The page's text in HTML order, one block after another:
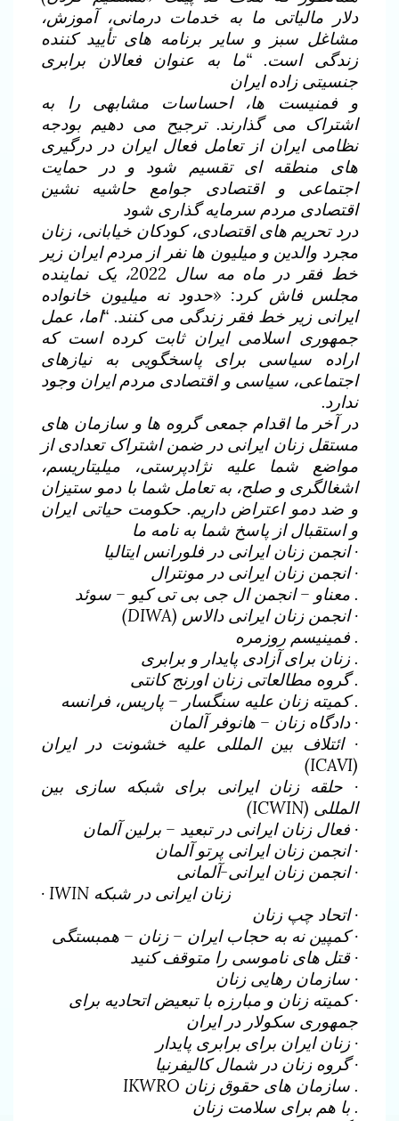
دلار مالیاتی ما به خدمات درمانی، آموزش،
مشاغل سبز و سایر برنامه های تأیید کننده
زندگی است. “ما به عنوان فعالان برابری
جنسیتی زاده ایران
و فمنیست ها، احساسات مشابهی را به
اشتراک می گذارند. ترجیح می دهیم بودجه
نظامی ایران از تعامل فعال ایران در درگیری
های منطقه ای تقسیم شود و در حمایت
اجتماعی و اقتصادی جوامع حاشیه نشین
اقتصادی مردم سرمایه گذاری شود
درد تحریم های اقتصادی، کودکان خیابانی، زنان
مجرد والدین و میلیون ها نفر از مردم ایران زیر
خط فقر در ماه مه سال 2022، یک نماینده
مجلس فاش کرد: «حدود نه میلیون خانواده
ایرانی زیر خط فقر زندگی می کنند. “اما، عمل
جمهوری اسلامی ایران ثابت کرده است که
اراده سیاسی برای پاسخگویی به نیازهای
اجتماعی، سیاسی و اقتصادی مردم ایران وجود
ندارد.
در آخر ما اقدام جمعی گروه ها و سازمان های
مستقل زنان ایرانی در ضمن اشتراک تعدادی از
مواضع شما علیه نژادپرستی، میلیتاریسم،
اشغالگری و صلح، به تعامل شما با دمو ستیزان
و ضد دمو اعتراض داریم. حکومت حیاتی ایران
و استقبال از پاسخ شما به نامه ما
· انجمن زنان ایرانی در فلورانس ایتالیا
· انجمن زنان ایرانی در مونترال
. معناو – انجمن ال جی بی تی کیو – سوئد
· انجمن زنان ایرانی دالاس (DIWA)
. فمینیسم روزمره
. زنان برای آزادی پایدار و برابری
. گروه مطالعاتی زنان اورنج کانتی
. کمیته زنان علیه سنگسار – پاریس، فرانسه
· دادگاه زنان – هانوفر آلمان
· ائتلاف بین المللی علیه خشونت در ایران
(ICAVI)
· حلقه زنان ایرانی برای شبکه سازی بین
المللی (ICWIN)
· فعال زنان ایرانی در تبعید – برلین آلمان
· انجمن زنان ایرانی پرتو آلمان
· انجمن زنان ایرانی-آلمانی
· IWIN زنان ایرانی در شبکه
· اتحاد چپ زنان
· کمپین نه به حجاب ایران – زنان – همبستگی
· قتل های ناموسی را متوقف کنید
· سازمان رهایی زنان
· کمیته زنان و مبارزه با تبعیض اتحادیه برای
جمهوری سکولار در ایران
· زنان ایران برای برابری پایدار
· گروه زنان در شمال کالیفرنیا
. سازمان های حقوق زنان IKWRO
. با هم برای سلامت زنان